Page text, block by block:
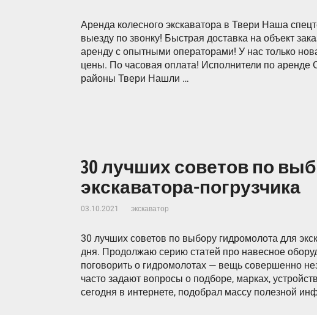
Аренда колесного экскаватора в Твери Наша
выезду по звонку! Быстрая доставка на объект
аренду с опытными операторами! У нас только
цены. По часовая оплата! Исполнители по
районы Твери Нашли …
30 лучших советов по
экскаватора-погрузчика
03.10.2021 экскаватор
30 лучших советов по выбору гидромолота для
дня. Продолжаю серию статей про навесное
поговорить о гидромолотах — вещь совершенно
часто задают вопросы о подборе, марках,
сегодня в интернете, подобрал массу полезной